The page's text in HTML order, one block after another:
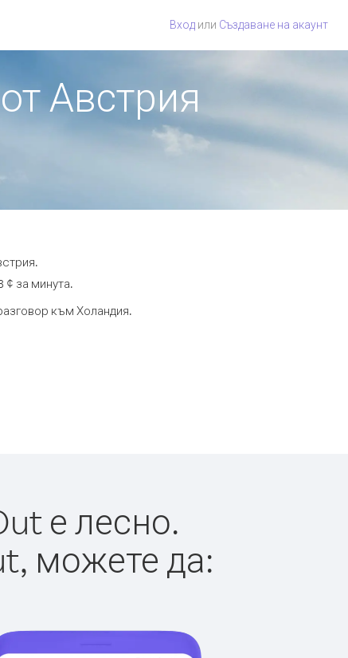
Вход или Създаване на акаунт
Австрия
¢ за минута.
към Холандия.
е лесно.
можете да: